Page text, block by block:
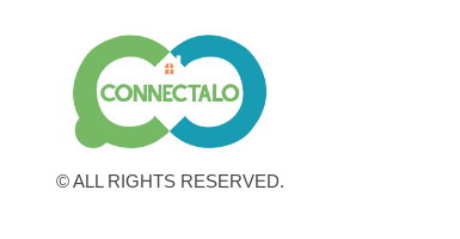
© ALL RIGHTS RESERVED.